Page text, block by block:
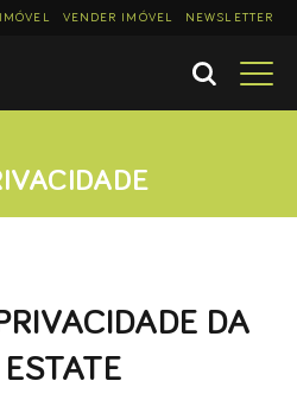
VENDER IMÓVEL NEWSLETTER
DA